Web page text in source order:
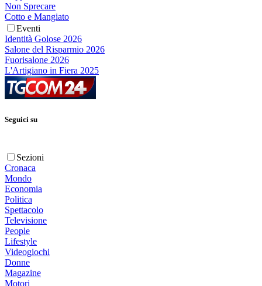
Non Sprecare
Cotto e Mangiato
Eventi
Identità Golose 2026
Salone del Risparmio 2026
Fuorisalone 2026
L'Artigiano in Fiera 2025
Seguici su
Sezioni
Cronaca
Mondo
Economia
Politica
Spettacolo
Televisione
People
Lifestyle
Videogiochi
Donne
Magazine
Motori